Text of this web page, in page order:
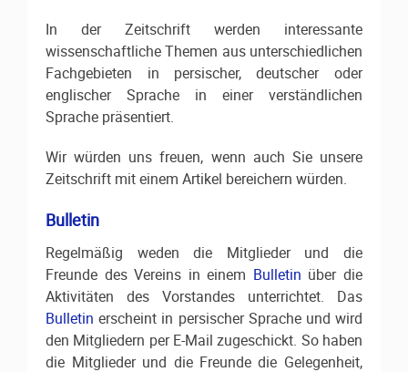
In der Zeitschrift werden interessante
wissenschaftliche Themen aus unterschiedlichen
Fachgebieten in persischer, deutscher oder
englischer Sprache in einer verständlichen
Sprache präsentiert.
Wir würden uns freuen, wenn auch Sie unsere
Zeitschrift mit einem Artikel bereichern würden.
Bulletin
Regelmäßig weden die Mitglieder und die
Freunde des Vereins in einem Bulletin über die
Aktivitäten des Vorstandes unterrichtet. Das
Bulletin erscheint in persischer Sprache und wird
den Mitgliedern per E-Mail zugeschickt. So haben
die Mitglieder und die Freunde die Gelegenheit,